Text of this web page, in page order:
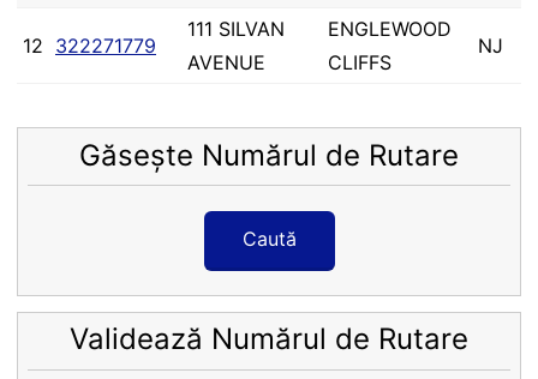
12 322271779
111 SILVAN
AVENUE
ENGLEWOOD
CLIFFS
NJ
Găsește Numărul de Rutare
Caută
Validează Numărul de Rutare